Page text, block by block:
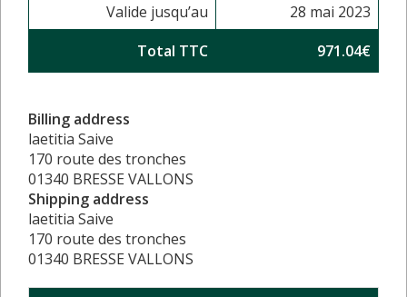
Valide jusqu’au
28 mai 2023
Total TTC
971.04€
Billing address
laetitia Saive
170 route des tronches
01340 BRESSE VALLONS
Shipping address
laetitia Saive
170 route des tronches
01340 BRESSE VALLONS